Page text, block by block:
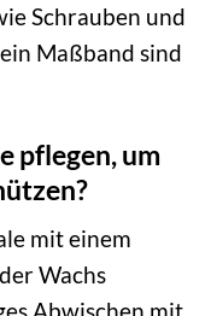
Schrauben und
Maßband sind
pflegen, um
mit einem
Wachs